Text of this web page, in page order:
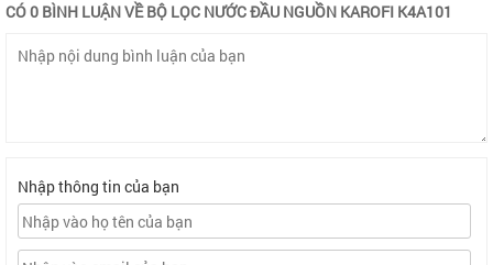
CÓ 0 BÌNH LUẬN VỀ BỘ LỌC NƯỚC ĐẦU NGUỒN KAROFI K4A101
Nhập thông tin của bạn